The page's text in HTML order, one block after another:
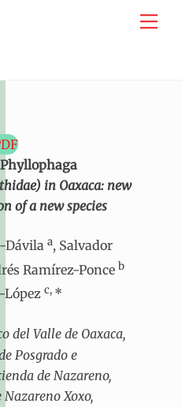
Phyllophaga
in Oaxaca: new
of a new species
Dávila a, Salvador
Ramírez-Ponce b
López c, *
del Valle de Oaxaca,
Posgrado e
de Nazareno,
Xoxo,